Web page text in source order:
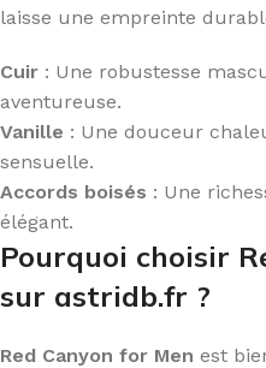
laisse une empreinte
Cuir : Une robustesse
aventureuse.
Vanille : Une douceur
sensuelle.
Accords boisés : Une
élégant.
Pourquoi choisir
sur astridb.fr ?
Red Canyon for Men est